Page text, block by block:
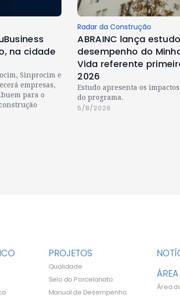
na cidade
Sinprocim e
empresas,
para o
Radar da Construção
ABRAINC lança
desempenho do
Vida referente
2026
Estudo apresenta os
do programa.
5/8/2026
PROJETOS
Qualidade
Selo do Porcelanato
Manual de Desempenho
Área